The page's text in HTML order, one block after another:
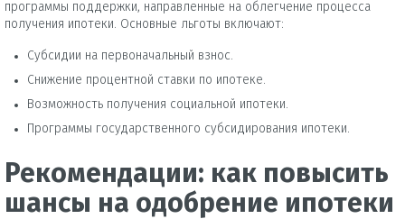
программы поддержки, направленные на облегчение процесса
получения ипотеки. Основные льготы включают:
Субсидии на первоначальный взнос.
Снижение процентной ставки по ипотеке.
Возможность получения социальной ипотеки.
Программы государственного субсидирования ипотеки.
Рекомендации: как повысить
шансы на одобрение ипотеки